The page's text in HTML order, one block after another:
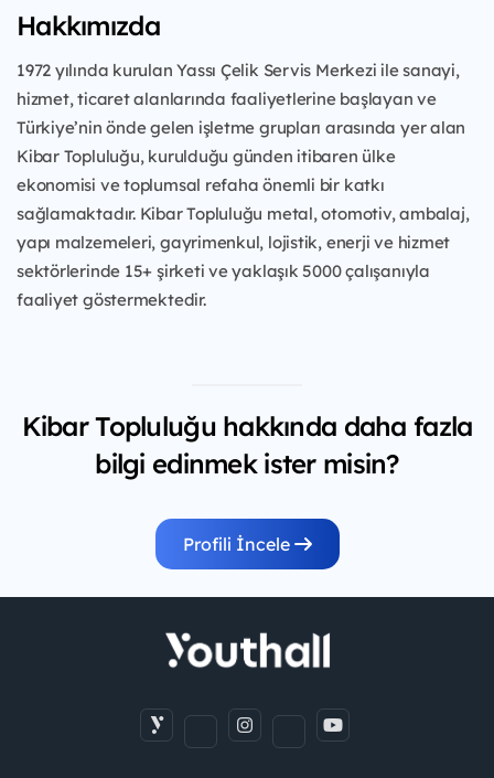
Hakkımızda
1972 yılında kurulan Yassı Çelik Servis Merkezi ile sanayi,
hizmet, ticaret alanlarında faaliyetlerine başlayan ve
Türkiye’nin önde gelen işletme grupları arasında yer alan
Kibar Topluluğu, kurulduğu günden itibaren ülke
ekonomisi ve toplumsal refaha önemli bir katkı
sağlamaktadır. Kibar Topluluğu metal, otomotiv, ambalaj,
yapı malzemeleri, gayrimenkul, lojistik, enerji ve hizmet
sektörlerinde 15+ şirketi ve yaklaşık 5000 çalışanıyla
faaliyet göstermektedir.
Kibar Topluluğu hakkında daha fazla
bilgi edinmek ister misin?
Profili İncele